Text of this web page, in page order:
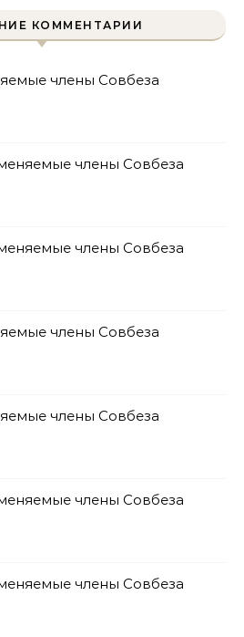
КОММЕНТАРИИ
члены Совбеза
члены Совбеза
члены Совбеза
члены Совбеза
члены Совбеза
члены Совбеза
члены Совбеза